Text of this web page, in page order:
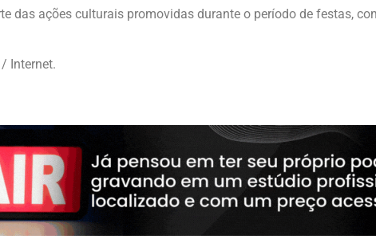
das ações culturais promovidas durante o período de festas,
Internet.